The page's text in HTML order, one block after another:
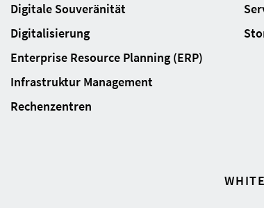
Digitale Souveränität
Digitalisierung
Enterprise Resource Planning (ERP)
Infrastruktur Management
Rechenzentren